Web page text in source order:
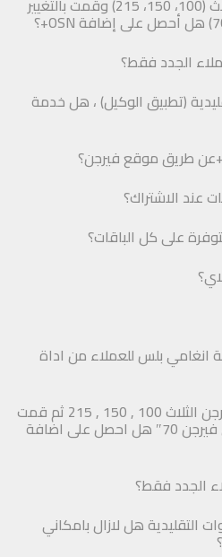
أخذت إحدى باقات فيرجن الثلاث (100، 150، 215) وقمت بالتغيير
(تطبيق الوكيل) ، هل خدمة
عند الاشتراك؟
بلس للعملاء من اداة
قمت بتفعيل احدى باقات فيرجن الثلاث 100 , 150 , 215 ثم قمت
بالتغيير” على سبيل المثال الى فيرجن 70″ هل احصل على اضافة
الجدد فقط؟
التقليدية هل لازال بامكاني